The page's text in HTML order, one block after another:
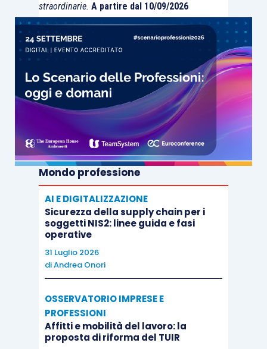
straordinarie. A partire dal 10/09/2026
Mondo professione
AI E DIGITALIZZAZIONE
Sicurezza della supply chain per i
soggetti NIS2: linee guida e fasi
operative
31 Luglio 2026
diAndrea Onori
OSSERVATORIO IMPRESE E
PROFESSIONI
Affitti e mobilità del lavoro: la
proposta di riforma del TUIR